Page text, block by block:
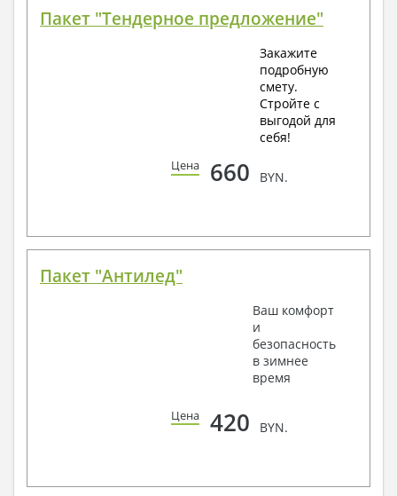
Пакет "Тендерное предложение"
Закажите
подробную
смету.
Стройте с
выгодой для
себя!
Цена 660 BYN.
Пакет "Антилед"
Ваш комфорт
и
безопасность
в зимнее
время
Цена 420 BYN.